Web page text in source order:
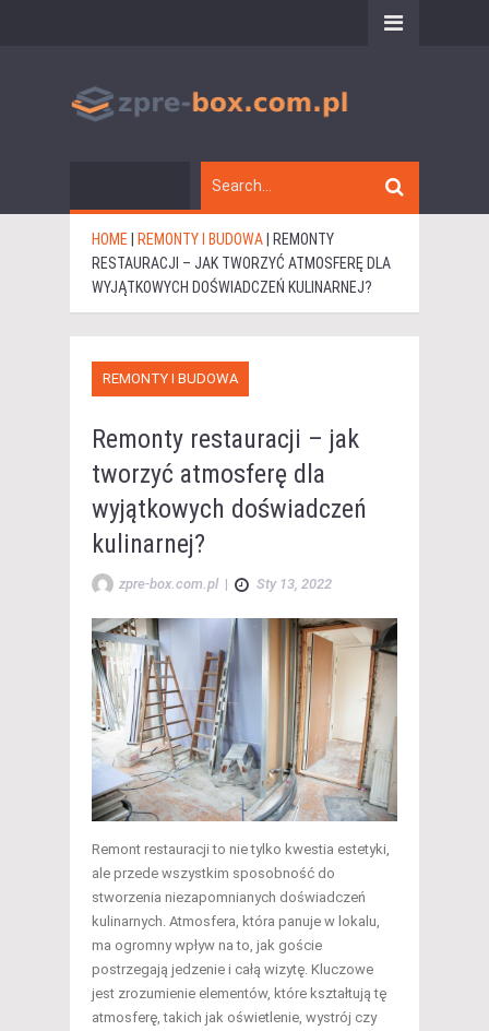
HOME REMONTY I BUDOWA
REMONTY
RESTAURACJI – JAK TWORZYĆ ATMOSFERĘ DLA
WYJĄTKOWYCH DOŚWIADCZEŃ KULINARNEJ?
REMONTY I BUDOWA
Remonty restauracji – jak
tworzyć atmosferę dla
wyjątkowych doświadczeń
kulinarnej?
zpre-box.com.pl | Sty 13, 2022
Remont restauracji to nie tylko kwestia estetyki,
ale przede wszystkim sposobność do
stworzenia niezapomnianych doświadczeń
kulinarnych. Atmosfera, która panuje w lokalu,
ma ogromny wpływ na to, jak goście
postrzegają jedzenie i całą wizytę. Kluczowe
jest zrozumienie elementów, które kształtują tę
atmosferę, takich jak oświetlenie, wystrój czy